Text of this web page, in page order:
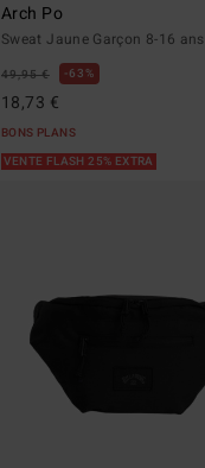
Arch Po
Sweat Jaune Garçon 8-16 ans
49,95 € 63%
18,73 €
BONS PLANS
VENTE FLASH 25% EXTRA